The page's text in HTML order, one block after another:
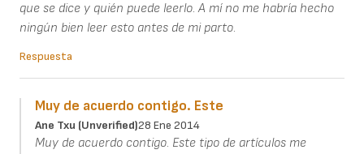
que se dice y quién puede leerlo. A mí no me habría hecho
ningún bien leer esto antes de mi parto.
Respuesta
Muy de acuerdo contigo. Este
Ane Txu (unverified)28 Ene 2014
Muy de acuerdo contigo. Este tipo de artículos me